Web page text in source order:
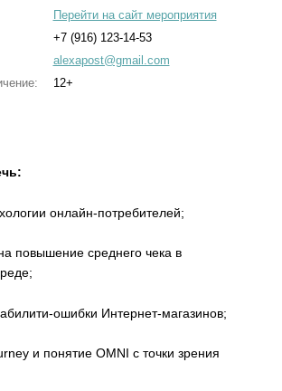
Перейти на сайт мероприятия
+7 (916) 123-14-53
alexapost@gmail.com
12+
онлайн-потребителей;
повышение среднего чека в
ошибки Интернет-магазинов;
и понятие OMNI с точки зрения